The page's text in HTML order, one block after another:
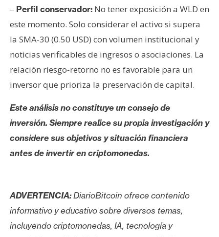
– Perfil conservador: No tener exposición a WLD en
este momento. Solo considerar el activo si supera
la SMA-30 (0.50 USD) con volumen institucional y
noticias verificables de ingresos o asociaciones. La
relación riesgo-retorno no es favorable para un
inversor que prioriza la preservación de capital.
Este análisis no constituye un consejo de
inversión. Siempre realice su propia investigación y
considere sus objetivos y situación financiera
antes de invertir en criptomonedas.
ADVERTENCIA:DiarioBitcoin ofrece contenido
informativo y educativo sobre diversos temas,
incluyendo criptomonedas, IA, tecnología y